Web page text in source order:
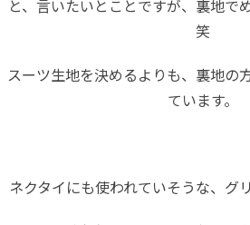
と、言いたいとことですが、裏地で
笑
スーツ生地を決めるよりも、裏地の
ています。
ネクタイにも使われていそうな、グ